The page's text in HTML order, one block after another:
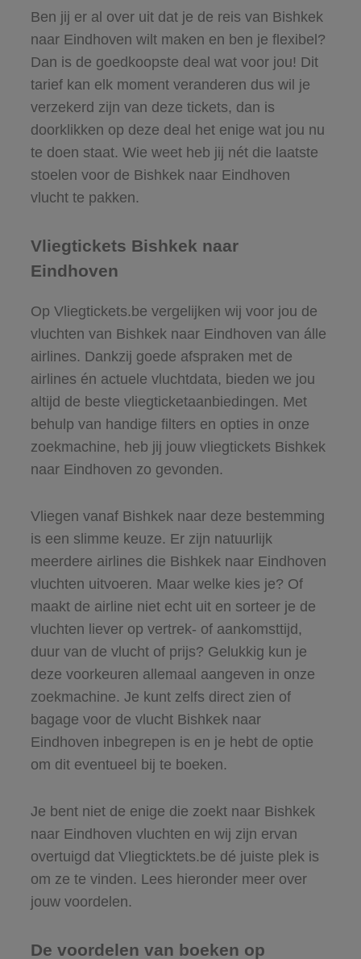
Ben jij er al over uit dat je de reis van Bishkek
naar Eindhoven wilt maken en ben je flexibel?
Dan is de goedkoopste deal wat voor jou! Dit
tarief kan elk moment veranderen dus wil je
verzekerd zijn van deze tickets, dan is
doorklikken op deze deal het enige wat jou nu
te doen staat. Wie weet heb jij nét die laatste
stoelen voor de Bishkek naar Eindhoven
vlucht te pakken.
Vliegtickets Bishkek naar
Eindhoven
Op Vliegtickets.be vergelijken wij voor jou de
vluchten van Bishkek naar Eindhoven van álle
airlines. Dankzij goede afspraken met de
airlines én actuele vluchtdata, bieden we jou
altijd de beste vliegticketaanbiedingen. Met
behulp van handige filters en opties in onze
zoekmachine, heb jij jouw vliegtickets Bishkek
naar Eindhoven zo gevonden.
Vliegen vanaf Bishkek naar deze bestemming
is een slimme keuze. Er zijn natuurlijk
meerdere airlines die Bishkek naar Eindhoven
vluchten uitvoeren. Maar welke kies je? Of
maakt de airline niet echt uit en sorteer je de
vluchten liever op vertrek- of aankomsttijd,
duur van de vlucht of prijs? Gelukkig kun je
deze voorkeuren allemaal aangeven in onze
zoekmachine. Je kunt zelfs direct zien of
bagage voor de vlucht Bishkek naar
Eindhoven inbegrepen is en je hebt de optie
om dit eventueel bij te boeken.
Je bent niet de enige die zoekt naar Bishkek
naar Eindhoven vluchten en wij zijn ervan
overtuigd dat Vliegticktets.be dé juiste plek is
om ze te vinden. Lees hieronder meer over
jouw voordelen.
De voordelen van boeken op